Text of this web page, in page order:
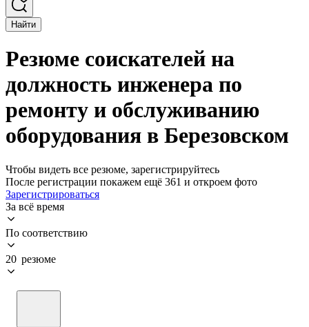
Найти
Резюме соискателей на
должность инженера по
ремонту и обслуживанию
оборудования в Березовском
Чтобы видеть все резюме, зарегистрируйтесь
После регистрации покажем ещё 361 и откроем фото
Зарегистрироваться
За всё время
По соответствию
20 резюме